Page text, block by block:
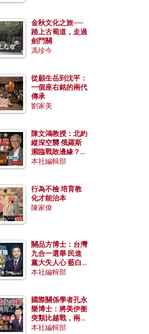
金秋文化之旅──
踏上古蜀道，走過
劍門關
馮珍今
從顧生岳到沈平：
一個座右銘的兩代
傳承
劉家美
陳文鴻教授：北約
縱深空襲 俄羅斯
瀕臨戰敗邊緣？中
國零部件能左右戰
本社編輯部
行為不檢 培育教
化才能治本
陳家偉
關品方博士：台灣
九合一選舉 民進
黨大失人心 藍白
合作有望拿下七成
本社編輯部
國際關係學者孔永
樂博士：將美伊衝
突類比越戰，兩者
有何異同？中國崛
本社編輯部